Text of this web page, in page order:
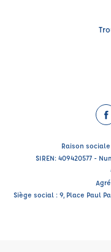
Raison sociale
SIREN: 409420577 -
Siège social : 9, Place Paul